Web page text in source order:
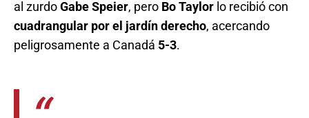
al zurdoGabe Speier, pero Bo Taylor lo recibió con
cuadrangular por el jardín derecho, acercando
peligrosamente a Canadá 5-3.